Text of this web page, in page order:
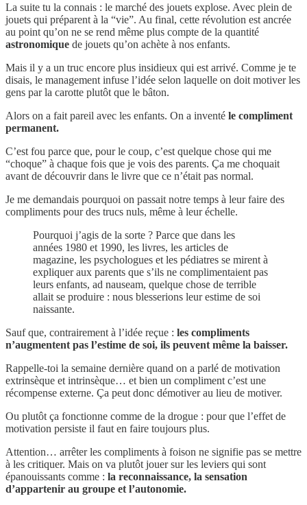
La suite tu la connais : le marché des jouets explose. Avec plein de
jouets qui préparent à la “vie”. Au final, cette révolution est ancrée
au point qu’on ne se rend même plus compte de la quantité
astronomique de jouets qu’on achète à nos enfants.
Mais il y a un truc encore plus insidieux qui est arrivé. Comme je te
disais, le management infuse l’idée selon laquelle on doit motiver les
gens par la carotte plutôt que le bâton.
Alors on a fait pareil avec les enfants. On a inventé le compliment
permanent.
C’est fou parce que, pour le coup, c’est quelque chose qui me
“choque” à chaque fois que je vois des parents. Ça me choquait
avant de découvrir dans le livre que ce n’était pas normal.
Je me demandais pourquoi on passait notre temps à leur faire des
compliments pour des trucs nuls, même à leur échelle.
Pourquoi j’agis de la sorte ? Parce que dans les
années 1980 et 1990, les livres, les articles de
magazine, les psychologues et les pédiatres se mirent à
expliquer aux parents que s’ils ne complimentaient pas
leurs enfants, ad nauseam, quelque chose de terrible
allait se produire : nous blesserions leur estime de soi
naissante.
Sauf que, contrairement à l’idée reçue : les compliments
n’augmentent pas l’estime de soi, ils peuvent même la baisser.
Rappelle-toi la semaine dernière quand on a parlé de motivation
extrinsèque et intrinsèque… et bien un compliment c’est une
récompense externe. Ça peut donc démotiver au lieu de motiver.
Ou plutôt ça fonctionne comme de la drogue : pour que l’effet de
motivation persiste il faut en faire toujours plus.
Attention… arrêter les compliments à foison ne signifie pas se mettre
à les critiquer. Mais on va plutôt jouer sur les leviers qui sont
épanouissants comme : la reconnaissance, la sensation
d’appartenir au groupe et l’autonomie.